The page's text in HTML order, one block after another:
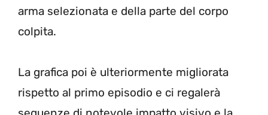
arma selezionata e della parte del corpo
colpita.
La grafica poi è ulteriormente migliorata
rispetto al primo episodio e ci regalerà